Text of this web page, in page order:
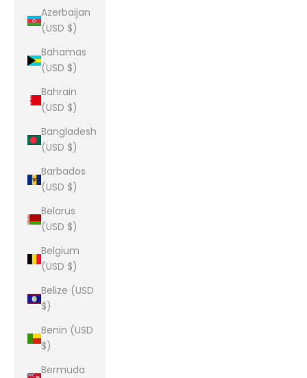
Azerbaijan
(USD $)
Bahamas
(USD $)
Bahrain
(USD $)
Bangladesh
(USD $)
Barbados
(USD $)
Belarus
(USD $)
Belgium
(USD $)
Belize (USD
$)
Benin (USD
$)
Bermuda